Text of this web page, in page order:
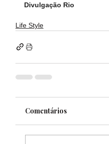
Divulgação Rio
Life Style
Comentários